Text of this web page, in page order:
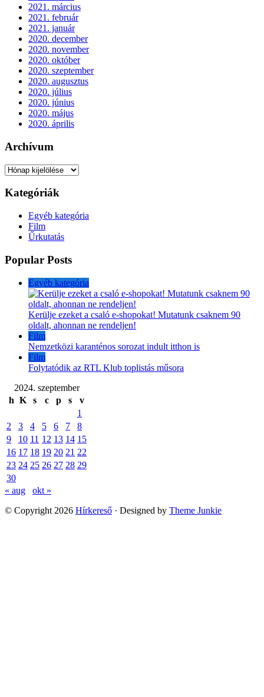
2021. március
2021. február
2021. január
2020. december
2020. november
2020. október
2020. szeptember
2020. augusztus
2020. július
2020. június
2020. május
2020. április
Archívum
Archívum
Kategóriák
Egyéb kategória
Film
Űrkutatás
Popular Posts
Egyéb kategória
Kerülje ezeket a csaló e-shopokat! Mutatunk csaknem 90
oldalt, ahonnan ne rendeljen!
Film
Nemzetközi karanténos sorozat indult itthon is
Film
Folytatódik az RTL Klub toplistás műsora
2024. szeptember
h K s c p s
v
1
2
3 4 5 6 7
8
9
10 11 12 13 14 15
16 17 18 19 20 21 22
23 24 25 26 27 28 29
30
« aug
okt »
© Copyright 2026 Hírkereső · Designed by Theme Junkie